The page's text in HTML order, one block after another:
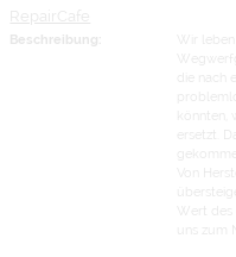
Beschreibung:
die nach
ersetzt.
Von
Wert
uns zum